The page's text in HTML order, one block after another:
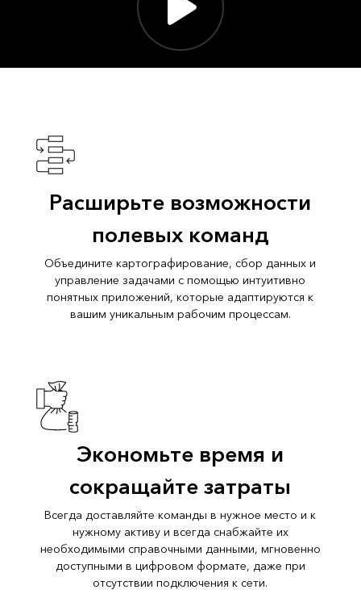
Расширьте возможности
полевых команд
Объедините картографирование, сбор данных и
управление задачами с помощью интуитивно
понятных приложений, которые адаптируются к
вашим уникальным рабочим процессам.
Экономьте время и
сокращайте затраты
Всегда доставляйте команды в нужное место и к
нужному активу и всегда снабжайте их
необходимыми справочными данными, мгновенно
доступными в цифровом формате, даже при
отсутствии подключения к сети.